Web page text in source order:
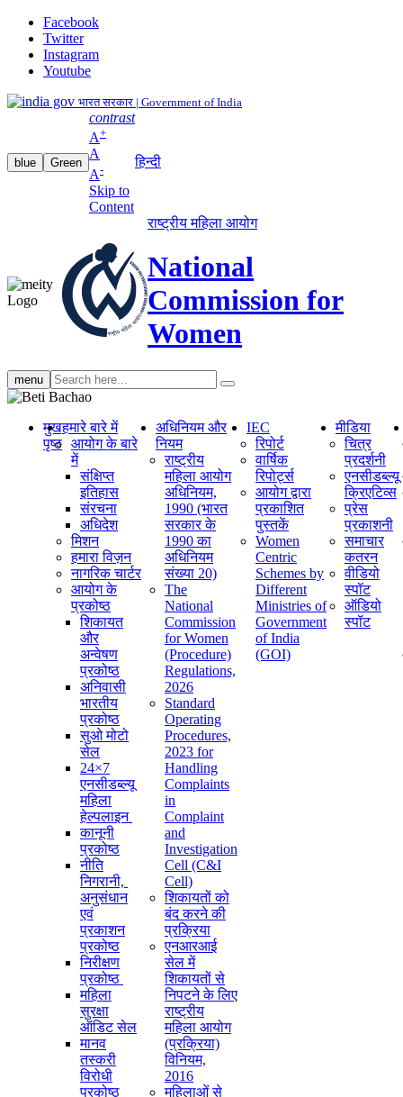
Facebook
Twitter
Instagram
Youtube
भारत सरकार | Government of India
blue Green
contrast
A+
A
A-
Skip to
Content
हिन्दी
राष्ट्रीय महिला आयोग
National
Commission for
Women
menu Search
search
मुख
पृष्ठ
हमारे बारे में
आयोग के बारे
में
संक्षिप्‍त
इतिहास
संरचना
अधिदेश
मिशन
हमारा विज़न
नागरिक चार्टर
आयोग के
प्रकोष्ठ
शिकायत
और
अन्वेषण
प्रकोष्ठ
अनिवासी
भारतीय
प्रकोष्ठ
सुओ मोटो
सेल
24×7
एनसीडब्ल्यू
महिला
हेल्पलाइन
कानूनी
प्रकोष्ठ
नीति
निगरानी, ​​
अनुसंधान
एवं
प्रकाशन
प्रकोष्ठ
निरीक्षण
प्रकोष्ठ
महिला
सुरक्षा
ऑडिट सेल
मानव
तस्करी
विरोधी
प्रकोष्ठ
अधिनियम और
नियम
राष्ट्रीय
महिला आयोग
अधिनियम,
1990 (भारत
सरकार के
1990 का
अधिनियम
संख्या 20)
The
National
Commission
for Women
(Procedure)
Regulations,
2026
Standard
Operating
Procedures,
2023 for
Handling
Complaints
in
Complaint
and
Investigation
Cell (C&I
Cell)
शिकायतों को
बंद करने की
प्रक्रिया
एनआरआई
सेल में
शिकायतों से
निपटने के लिए
राष्ट्रीय
महिला आयोग
(प्रक्रिया)
विनियम,
2016
महिलाओं से
IEC
रिपोर्ट
वार्षिक
रिपोर्ट्स
आयोग द्वारा
प्रकाशित
पुस्तकें
Women
Centric
Schemes by
Different
Ministries of
Government
of India
(GOI)
मीडिया
चित्र
प्रदर्शनी
एनसीडब्ल्यू
क्रिएटिव्स
प्रेस
प्रकाशनी
समाचार
कतरन
वीडियो
स्पॉट
ऑडियो
स्पॉट